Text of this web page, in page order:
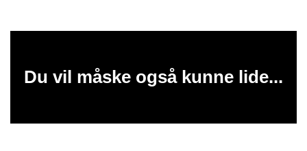
Du vil måske også kunne lide...